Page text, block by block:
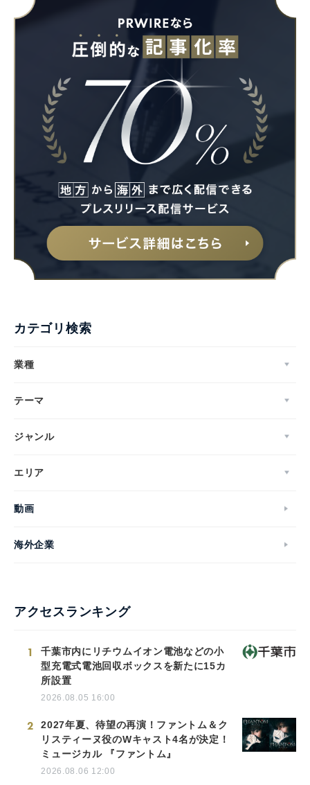
カテゴリ検索
業種
テーマ
ジャンル
エリア
動画
海外企業
アクセスランキング
1
千葉市内にリチウムイオン電池などの小
型充電式電池回収ボックスを新たに15カ
所設置
2026.08.05 16:00
2
2027年夏、待望の再演！ファントム＆ク
リスティーヌ役のWキャスト4名が決定！
ミュージカル 『ファントム』
2026.08.06 12:00